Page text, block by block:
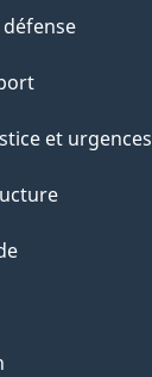
et urgences